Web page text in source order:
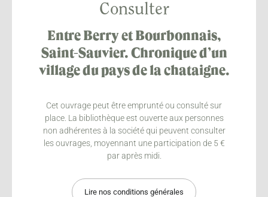
Consulter
Entre Berry et Bourbonnais,
Saint-Sauvier. Chronique d’un
village du pays de la chataigne.
Cet ouvrage peut être emprunté ou consulté sur
place. La bibliothèque est ouverte aux personnes
non adhérentes à la société qui peuvent consulter
les ouvrages, moyennant une participation de 5 €
par après midi.
Lire nos conditions générales